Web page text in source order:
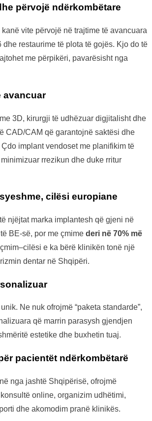
përvojë ndërkombëtare
kanë vite përvojë në trajtime të avancuara
dhe restaurime të plota të gojës. Kjo do të
me përpikëri, pavarësisht nga
avancuar
3D, kirurgji të udhëzuar digjitalisht dhe
CAD/CAM që garantojnë saktësi dhe
implant vendoset me planifikim të
rrezikun dhe duke rritur
cilësi europiane
njëjtat marka implantesh që gjeni në
BE-së, por me çmime deri në 70% më
e ka bërë klinikën tonë një
dentar në Shqipëri.
Ne nuk ofrojmë “paketa standarde”,
që marrin parasysh gjendjen
estetike dhe buxhetin tuaj.
pacientët ndërkombëtarë
nga jashtë Shqipërisë, ofrojmë
online, organizim udhëtimi,
dhe akomodim pranë klinikës.